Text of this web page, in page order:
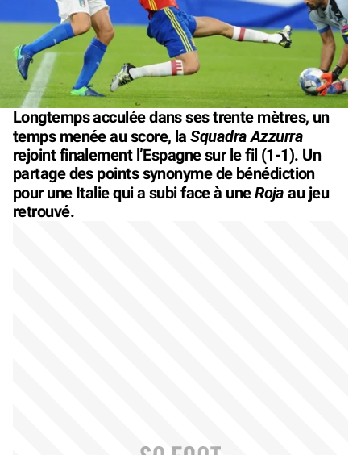
Longtemps acculée dans ses trente mètres, un
temps menée au score, laSquadra Azzurra
rejoint finalement l’Espagne sur le fil (1-1). Un
partage des points synonyme de bénédiction
pour une Italie qui a subi face à uneRoja au jeu
retrouvé.